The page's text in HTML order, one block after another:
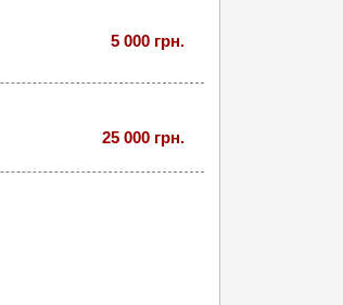
5 000 грн.
25 000 грн.